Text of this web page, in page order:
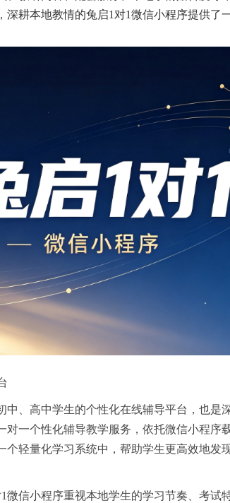
深耕本地教情的兔启1对1微信小程序提供了
中、高中学生的个性化在线辅导平台，也是
一个性化辅导教学服务，依托微信小程序
个轻量化学习系统中，帮助学生更高效地发
微信小程序重视本地学生的学习节奏、考试